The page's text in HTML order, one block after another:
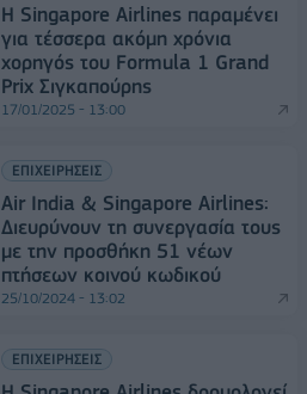
Η Singapore Airlines παραμένει
για τέσσερα ακόμη χρόνια
χορηγός του Formula 1 Grand
Prix Σιγκαπούρης
17/01/2025 - 13:00
ΕΠΙΧΕΙΡΗΣΕΙΣ
Air India & Singapore Airlines:
Διευρύνουν τη συνεργασία τους
με την προσθήκη 51 νέων
πτήσεων κοινού κωδικού
25/10/2024 - 13:02
ΕΠΙΧΕΙΡΗΣΕΙΣ